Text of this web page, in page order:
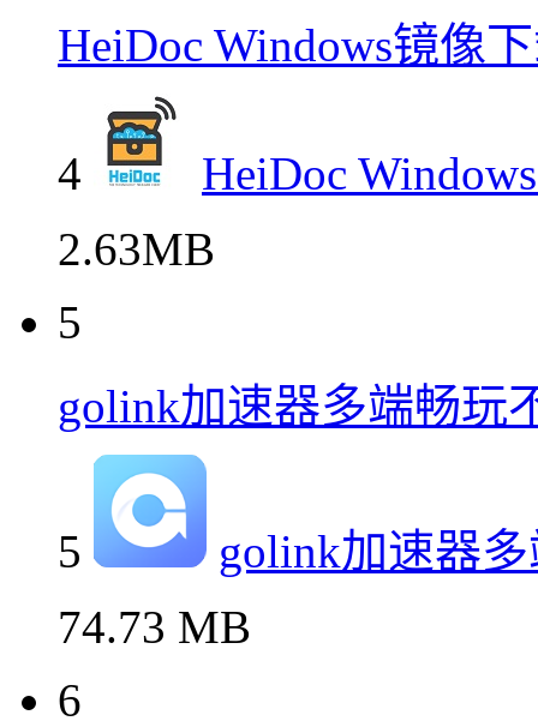
HeiDoc Windows镜像
4
HeiDoc
2.63MB
5
golink加速器多端畅玩
5
golink加速器
74.73 MB
6